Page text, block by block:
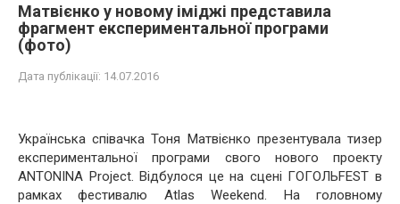
Матвієнко у новому іміджі представила
фрагмент експериментальної програми
(фото)
Дата публікації: 14.07.2016
Українська співачка Тоня Матвієнко презентувала тизер
експериментальної програми свого нового проекту
ANTONINA Project. Відбулося це на сцені ГОГОЛЬFEST в
рамках фестивалю Atlas Weekend. На головному